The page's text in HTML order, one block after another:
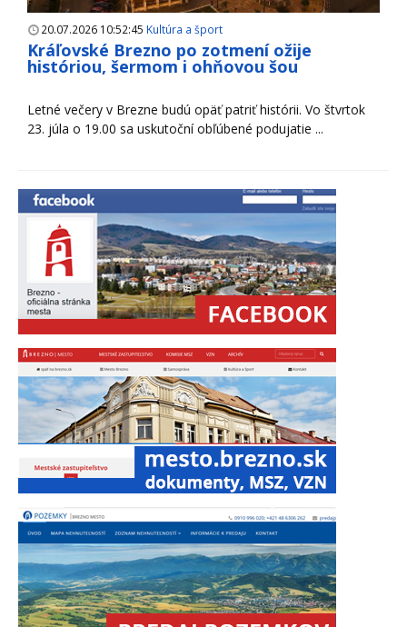
20.07.2026 10:52:45 Kultúra a šport
Kráľovské Brezno po zotmení ožije
históriou, šermom i ohňovou šou
Letné večery v Brezne budú opäť patriť histórii. Vo štvrtok
23. júla o 19.00 sa uskutoční obľúbené podujatie ...